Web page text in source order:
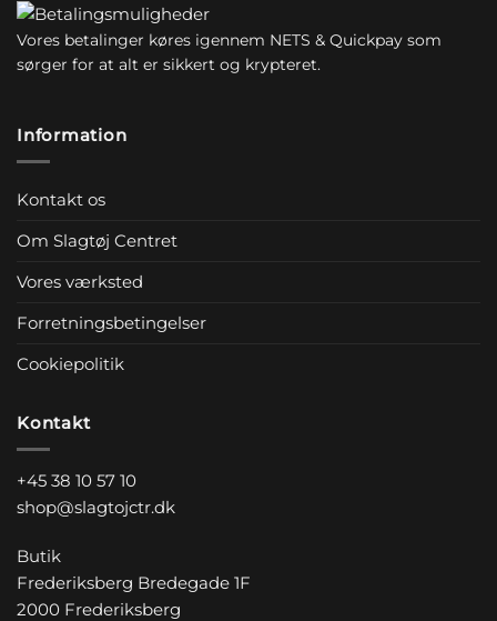
Vores betalinger køres igennem NETS & Quickpay som
sørger for at alt er sikkert og krypteret.
Information
Kontakt os
Om Slagtøj Centret
Vores værksted
Forretningsbetingelser
Cookiepolitik
Kontakt
+45 38 10 57 10
shop@slagtojctr.dk
Butik
Frederiksberg Bredegade 1F
2000 Frederiksberg